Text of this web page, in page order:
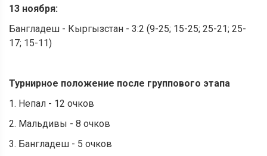
13 ноября:
Бангладеш - Кыргызстан - 3:2 (9-25; 15-25; 25-21; 25-
17; 15-11)
Турнирное положение после группового этапа
1. Непал - 12 очков
2. Мальдивы - 8 очков
3. Бангладеш - 5 очков